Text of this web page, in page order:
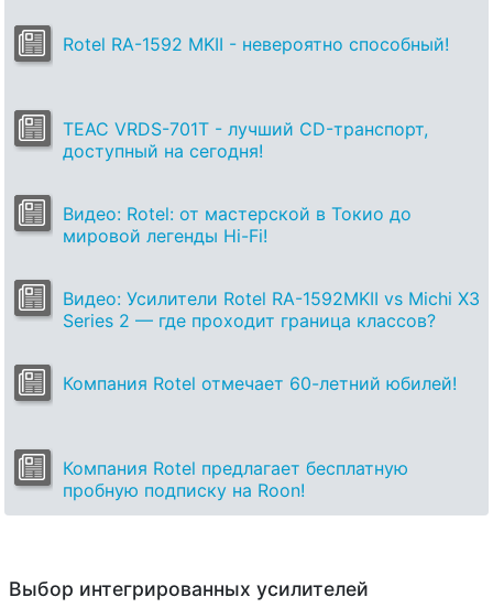
Rotel RA-1592 MKII - невероятно способный!
TEAC VRDS-701T - лучший CD-транспорт,
доступный на сегодня!
Видео: Rotel: от мастерской в Токио до
мировой легенды Hi-Fi!
Видео: Усилители Rotel RA-1592MKII vs Michi X3
Series 2 — где проходит граница классов?
Компания Rotel отмечает 60-летний юбилей!
Компания Rotel предлагает бесплатную
пробную подписку на Roon!
Выбор интегрированных усилителей